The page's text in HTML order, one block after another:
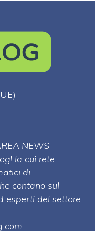
NEWS
la cui rete
di
contano sul
esperti del settore.